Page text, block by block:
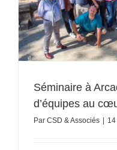
Séminaire à
d’équipes au
Par CSD & Associés |